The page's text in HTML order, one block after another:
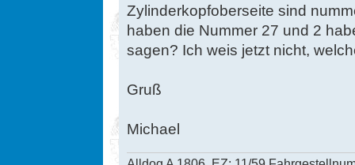
Zylinderkopfoberseite sind
haben die Nummer 27 und 2
sagen? Ich weis jetzt nicht,
Gruß
Michael